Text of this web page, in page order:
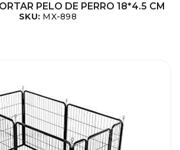
PELO DE PERRO 18*4.5 CM
SKU: MX-898